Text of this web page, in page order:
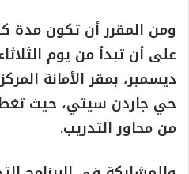
ديسمبر، بمقر الأمانة
حي جاردن سيتي، حيث
من محاور التدريب.